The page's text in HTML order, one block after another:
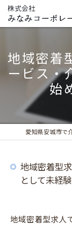
地域密着
ービス・
始
地域密着型
として未経
地域密着型求人